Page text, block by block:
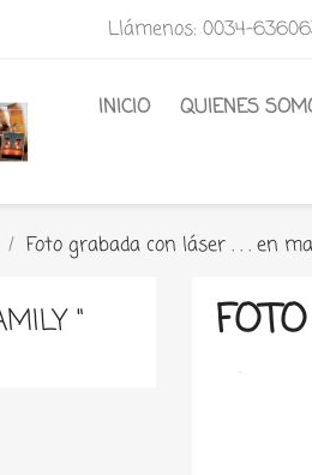
Llámenos: 0034-
INICIO QUIENES
Foto grabada con láser . . . en
"